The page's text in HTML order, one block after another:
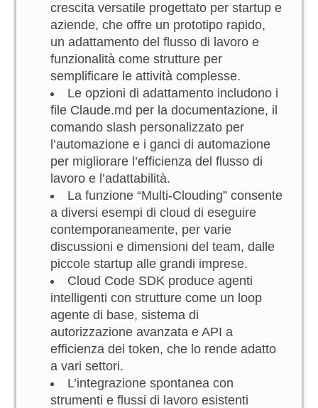
crescita versatile progettato per startup e
aziende, che offre un prototipo rapido,
un adattamento del flusso di lavoro e
funzionalità come strutture per
semplificare le attività complesse.
Le opzioni di adattamento includono i
file Claude.md per la documentazione, il
comando slash personalizzato per
l’automazione e i ganci di automazione
per migliorare l’efficienza del flusso di
lavoro e l’adattabilità.
La funzione “Multi-Clouding” consente
a diversi esempi di cloud di eseguire
contemporaneamente, per varie
discussioni e dimensioni del team, dalle
piccole startup alle grandi imprese.
Cloud Code SDK produce agenti
intelligenti con strutture come un loop
agente di base, sistema di
autorizzazione avanzata e API a
efficienza dei token, che lo rende adatto
a vari settori.
L’integrazione spontanea con
strumenti e flussi di lavoro esistenti